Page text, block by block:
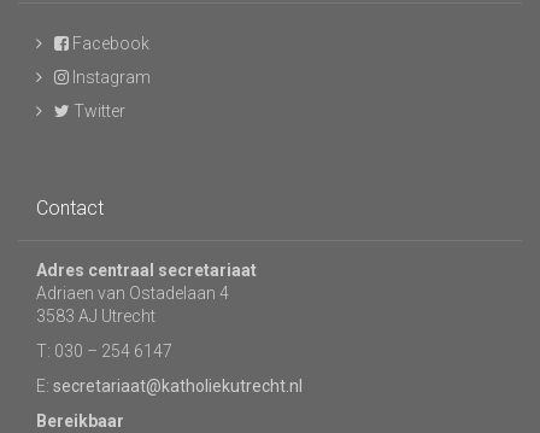
Facebook
Instagram
Twitter
Contact
Adres centraal secretariaat
Adriaen van Ostadelaan 4
3583 AJ Utrecht
T: 030 – 254 6147
E: secretariaat@katholiekutrecht.nl
Bereikbaar